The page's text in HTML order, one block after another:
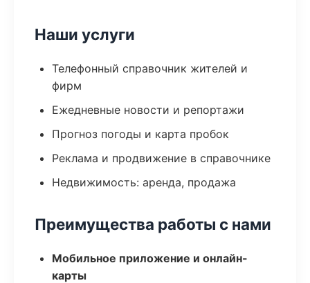
Наши услуги
Телефонный справочник жителей и
фирм
Ежедневные новости и репортажи
Прогноз погоды и карта пробок
Реклама и продвижение в справочнике
Недвижимость: аренда, продажа
Преимущества работы с нами
Мобильное приложение и онлайн-
карты